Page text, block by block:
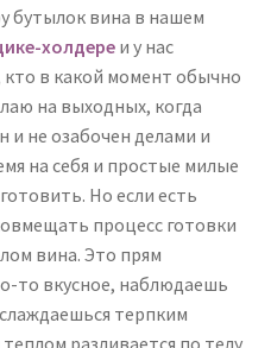
бутылок вина в нашем
холдереи у нас
кто в какой момент обычно
на выходных, когда
и не озабочен делами и
на себя и простые милые
Но если есть
процесс готовки
вина. Это прям
то вкусное, наблюдаешь
терпким
разливается по телу